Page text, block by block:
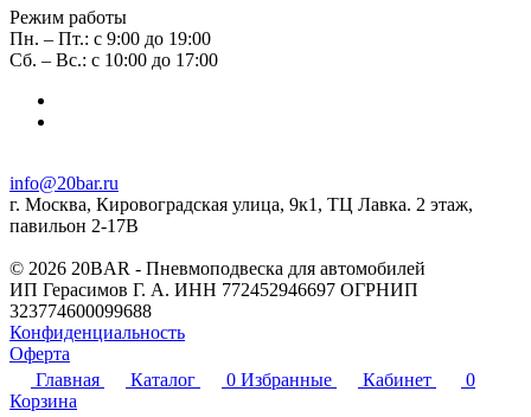
Режим работы
Пн. – Пт.: с 9:00 до 19:00
Сб. – Вс.: с 10:00 до 17:00
info@20bar.ru
г. Москва, Кировоградская улица, 9к1, ТЦ Лавка. 2 этаж,
павильон 2-17В
© 2026 20BAR - Пневмоподвеска для автомобилей
ИП Герасимов Г. А. ИНН 772452946697 ОГРНИП
323774600099688
Конфиденциальность
Оферта
Главная
Каталог 0 Избранные Кабинет
0
Корзина